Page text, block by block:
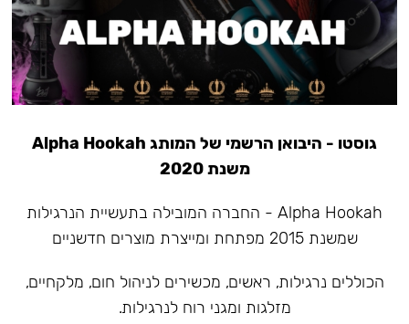
גוסטו - היבואן הרשמי של המותג Alpha Hookah
משנת 2020
Alpha Hookah - החברה המובילה בתעשיית הנרגילות
שמשנת 2015 מפתחת ומייצרת מוצרים חדשניים
הכוללים נרגילות, ראשים, מכשירים לניהול חום, מלקחיים,
מזלגות ומגני רוח לנרגילות.